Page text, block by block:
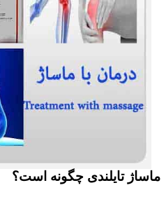
ماساژ تایلندی چگونه است؟